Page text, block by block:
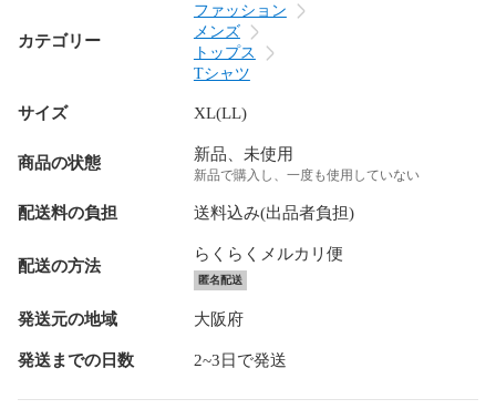
カテゴリー
ファッション
メンズ
トップス
Tシャツ
サイズ XL(LL)
商品の状態 新品、未使用
新品で購入し、一度も使用していない
配送料の負担 送料込み(出品者負担)
配送の方法
らくらくメルカリ便
匿名配送
発送元の地域 大阪府
発送までの日数 2~3日で発送